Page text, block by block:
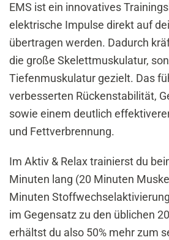
EMS ist ein innovatives
elektrische Impulse direkt auf
übertragen werden. Dadurch
die große Skelettmuskulatur,
Tiefenmuskulatur gezielt. Das
verbesserten Rückenstabilität,
sowie einem deutlich
und Fettverbrennung.
Im Aktiv & Relax trainierst du
Minuten lang (20 Minuten
Minuten
im Gegensatz zu den üblichen
erhältst du also 50% mehr zum